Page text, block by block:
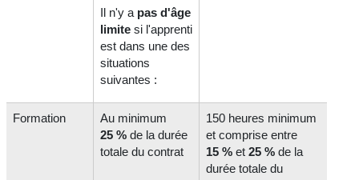
Il n'y a pas d'âge
limite si l'apprenti
est dans une des
situations
suivantes :
Formation
Au minimum
25 % de la durée
totale du contrat
150 heures minimum
et comprise entre
15 % et25 % de la
durée totale du